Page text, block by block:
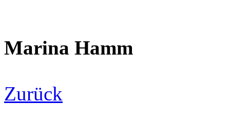
Marina Hamm
Zurück